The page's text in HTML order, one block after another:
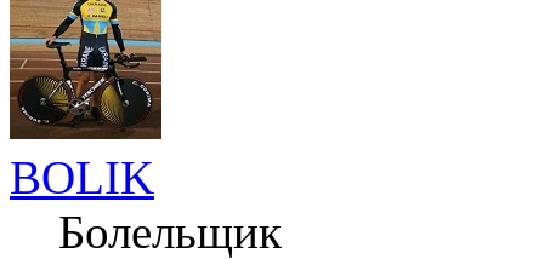
BOLIK
Болельщик